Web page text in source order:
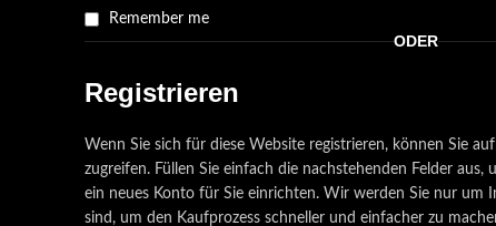
Remember me
ODER
Registrieren
Wenn Sie sich für diese Website registrieren, können Sie
zugreifen. Füllen Sie einfach die nachstehenden Felder
ein neues Konto für Sie einrichten. Wir werden Sie nur
sind, um den Kaufprozess schneller und einfacher zu